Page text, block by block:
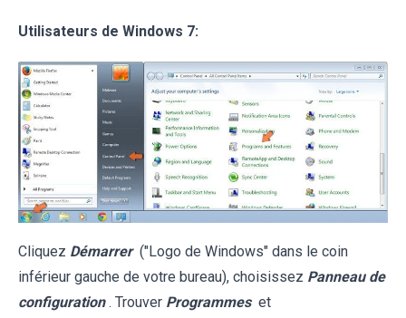
Utilisateurs de Windows 7:
Cliquez Démarrer ("Logo de Windows" dans le coin
inférieur gauche de votre bureau), choisissez Panneau de
configuration . Trouver Programmes et